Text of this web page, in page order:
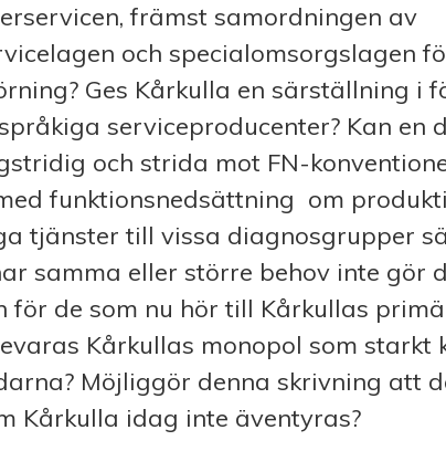
främst samordningen av
och specialomsorgslagen
Ges Kårkulla en särställning i
serviceproducenter? Kan en
och strida mot FN-
funktionsnedsättning om
tjänster till vissa diagnosgrupper
samma eller större behov inte gör
för de som nu hör till Kårkullas
Kårkullas monopol som starkt
Möjliggör denna skrivning att
Kårkulla idag inte äventyras?